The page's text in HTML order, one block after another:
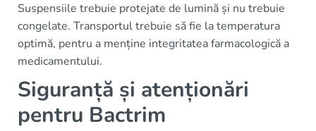
Suspensiile trebuie protejate de lumină și nu trebuie
congelate. Transportul trebuie să fie la temperatura
optimă, pentru a menține integritatea farmacologică a
medicamentului.
Siguranță și atenționări
pentru Bactrim